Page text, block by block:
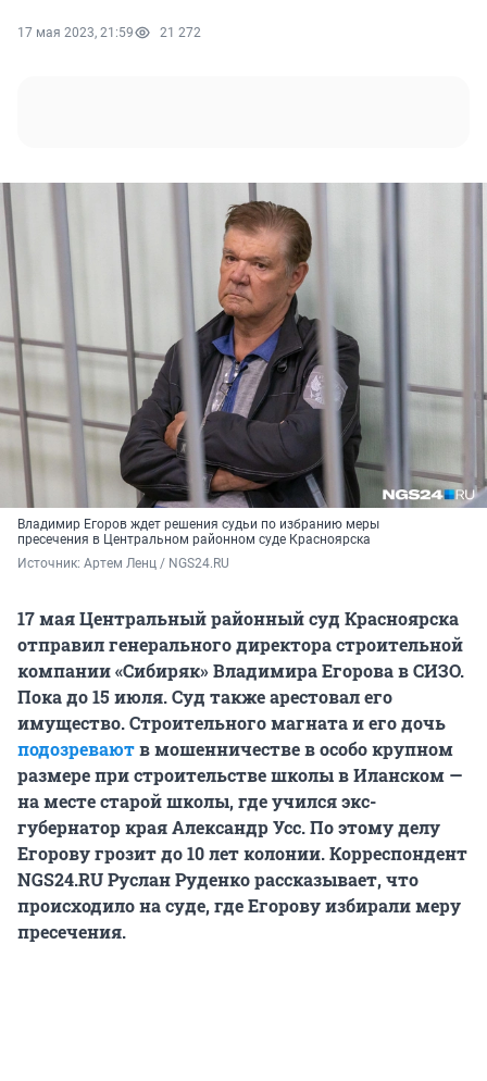
17 мая 2023, 21:59 21 272
Владимир Егоров ждет решения судьи по избранию меры
пресечения в Центральном районном суде Красноярска
Источник: Артем Ленц / NGS24.RU
17 мая Центральный районный суд Красноярска
отправил генерального директора строительной
компании «Сибиряк» Владимира Егорова в СИЗО.
Пока до 15 июля. Суд также арестовал его
имущество. Строительного магната и его дочь
подозреваютв мошенничестве в особо крупном
размере при строительстве школы в Иланском —
на месте старой школы, где учился экс-
губернатор края Александр Усс. По этому делу
Егорову грозит до 10 лет колонии. Корреспондент
NGS24.RU Руслан Руденко рассказывает, что
происходило на суде, где Егорову избирали меру
пресечения.